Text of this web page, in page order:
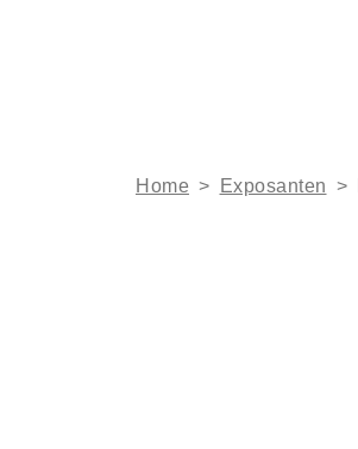
Home > Exposanten >